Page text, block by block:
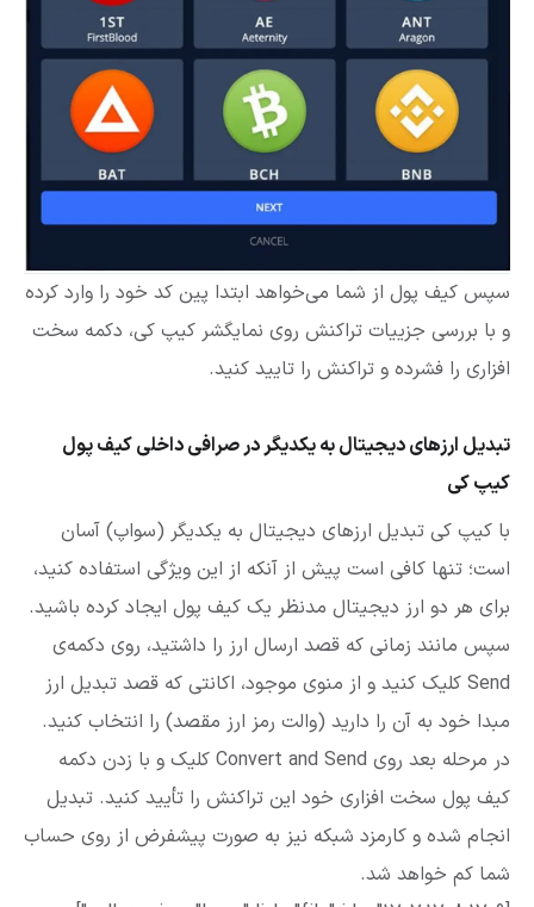
سپس کیف پول از شما می‌خواهد ابتدا پین کد خود را وارد کرده
و با بررسی جزییات تراکنش روی نمایگشر کیپ کی، دکمه سخت
افزاری را فشرده و تراکنش را تایید کنید.
تبدیل ارزهای دیجیتال به یکدیگر در صرافی داخلی کیف پول
کیپ کی
با کیپ کی تبدیل ارزهای دیجیتال به یکدیگر (سواپ) آسان
است؛ تنها کافی است پیش از آنکه از این ویژگی استفاده کنید،
برای هر دو ارز دیجیتال مدنظر یک کیف پول ایجاد کرده باشید.
سپس مانند زمانی که قصد ارسال ارز را داشتید، روی دکمه‌ی
Send کلیک کنید و از منوی موجود، اکانتی که قصد تبدیل ارز
مبدا خود به آن را دارید (والت رمز ارز مقصد) را انتخاب کنید.
در مرحله بعد روی Convert and Send کلیک و با زدن دکمه
کیف پول سخت افزاری خود این تراکنش را تأیید کنید. تبدیل
انجام شده و کارمزد شبکه نیز به صورت پیشفرض از روی حساب
شما کم خواهد شد.